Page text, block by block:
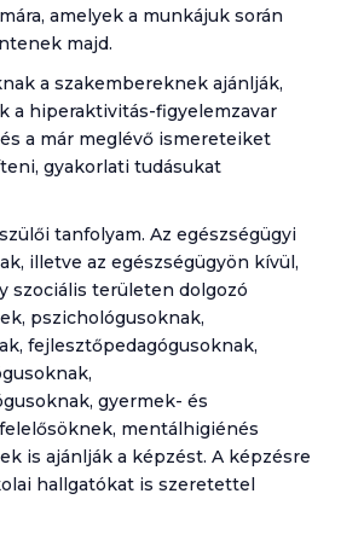
amelyek a munkájuk során
majd.
a szakembereknek ajánlják,
a hiperaktivitás-figyelemzavar
a már meglévő ismereteiket
gyakorlati tudásukat
tanfolyam. Az egészségügyi
illetve az egészségügyön kívül,
szociális területen dolgozó
pszichológusoknak,
fejlesztőpedagógusoknak,
gyermek- és
mentálhigiénés
is ajánlják a képzést. A képzésre
hallgatókat is szeretettel